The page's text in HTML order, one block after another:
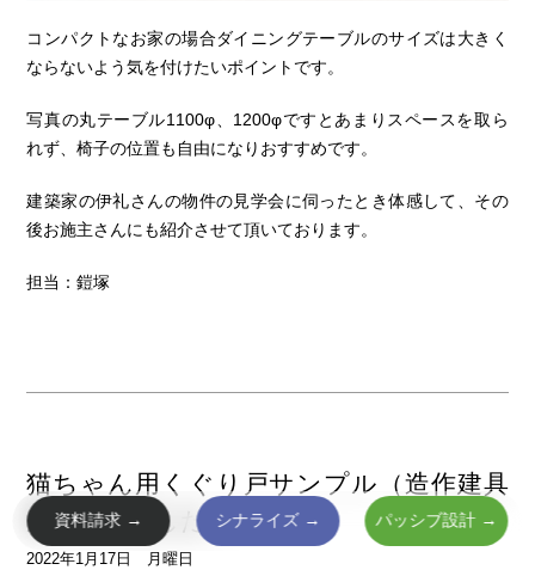
資料請求 → シナライズ → パッシブ設計 →
コンパクトなお家の場合ダイニングテーブルのサイズは大きく
ならないよう気を付けたいポイントです。
写真の丸テーブル1100φ、1200φですとあまりスペースを取ら
れず、椅子の位置も自由になりおすすめです。
建築家の伊礼さんの物件の見学会に伺ったとき体感して、その
後お施主さんにも紹介させて頂いております。
担当：鎧塚
猫ちゃん用くぐり戸サンプル（造作建具
用）作りました。
2022年1月17日 月曜日